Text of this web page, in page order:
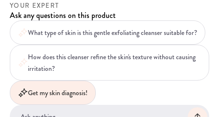
YOUR EXPERT
Ask any questions on this product
What type of skin is this gentle exfoliating cleanser suitable for?
How does this cleanser refine the skin's texture without causing
irritation?
Get my skin diagnosis!